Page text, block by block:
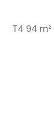
T4 94